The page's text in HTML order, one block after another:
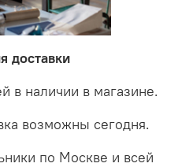
производителю. После
причина поломки и
экономите деньги но еще
и недостаток освещения.
доставки
в наличии в магазине.
возможны сегодня.
по Москве и всей